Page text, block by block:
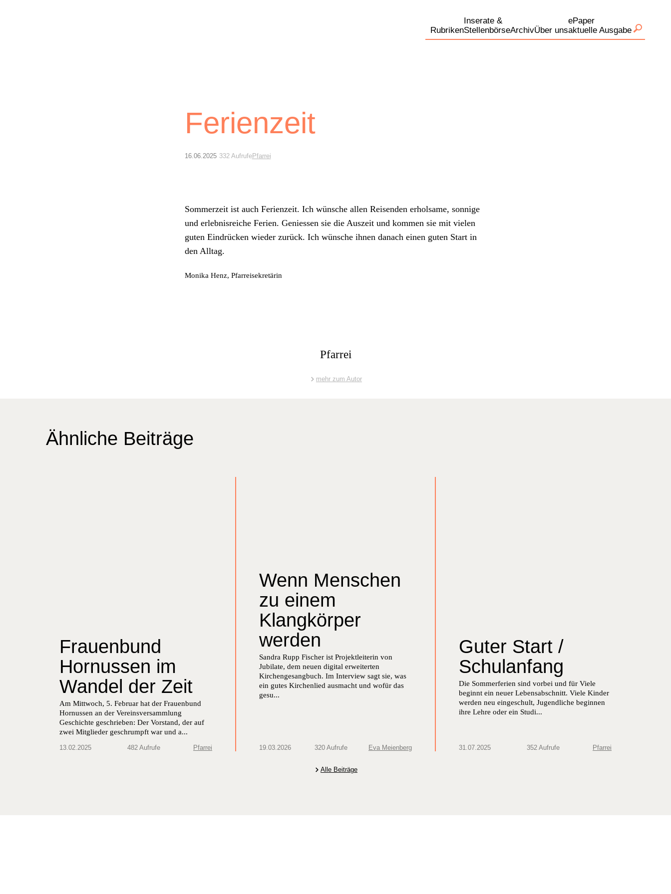
Rubriken
Inserate &
StellenbörseArchivÜber uns
ePaper
aktuelle Ausgabe
Ferienzeit
16.06.2025 332 AufrufePfarrei
Som­merzeit ist auch Ferien­zeit. Ich wün­sche allen Reisenden erhol­same, son­nige
und erleb­nis­re­iche Ferien. Geniessen sie die Auszeit und kom­men sie mit vie­len
guten Ein­drück­en wieder zurück. Ich wün­sche ihnen danach einen guten Start in
den All­t­ag.
Moni­ka Henz, Pfar­reisekretärin
Pfarrei
mehr zum Autor
Ähnliche Beiträge
Frauenbund
Hornussen im
Wandel der Zeit
Am Mittwoch, 5. Feb­ru­ar hat der Frauen­bund
Hor­nussen an der Vere­insver­samm­lung
Geschichte geschrieben: Der Vor­stand, der auf
zwei Mit­glieder geschrumpft war und a...
13.02.2025 482 Aufrufe Pfarrei
Wenn Menschen
zu einem
Klangkörper
werden
Sandra Rupp Fischer ist Projektleiterin von
Jubilate, dem neuen digital erweiterten
Kirchengesangbuch. Im Interview sagt sie, was
ein gutes Kirchenlied ausmacht und wofür das
gesu...
19.03.2026 320 Aufrufe Eva Meienberg
Guter Start /
Schulanfang
Die Som­mer­fe­rien sind vor­bei und für Viele
begin­nt ein neuer Lebens­ab­schnitt. Viele Kinder
wer­den neu eingeschult, Jugendliche begin­nen
ihre Lehre oder ein Studi...
31.07.2025 352 Aufrufe Pfarrei
Alle Beiträge